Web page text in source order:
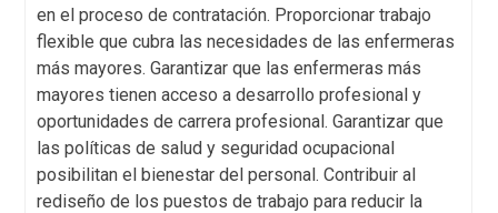
en el proceso de contratación. Proporcionar trabajo
flexible que cubra las necesidades de las enfermeras
más mayores. Garantizar que las enfermeras más
mayores tienen acceso a desarrollo profesional y
oportunidades de carrera profesional. Garantizar que
las políticas de salud y seguridad ocupacional
posibilitan el bienestar del personal. Contribuir al
rediseño de los puestos de trabajo para reducir la